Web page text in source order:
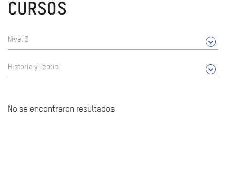
CURSOS
Nivel 3
Historia y Teoría
No se encontraron resultados